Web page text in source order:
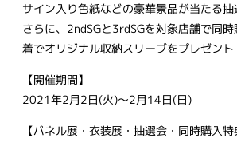
サイン入り色紙などの豪華景品が当たる抽
さらに、2ndSGと3rdSGを対象店舗で同
着でオリジナル収納スリーブをプレゼント
【開催期間】
2021年2月2日(火)～2月14日(日)
【パネル展・衣装展・抽選会・同時購入